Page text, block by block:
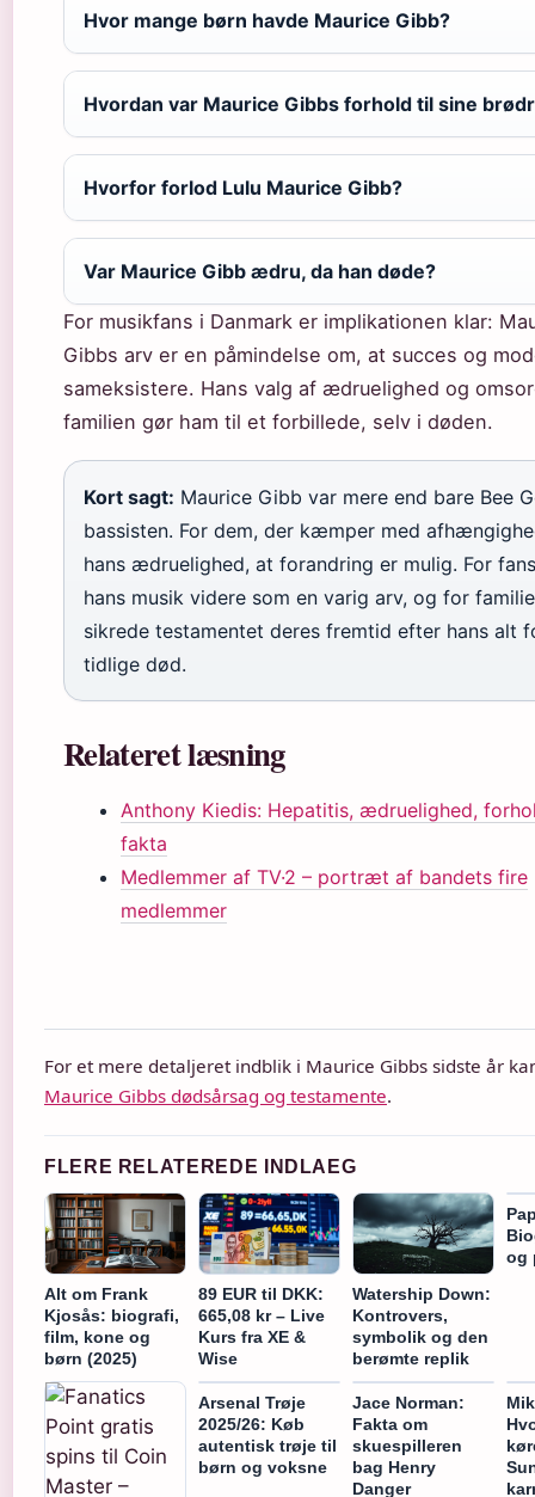
Hvor mange børn havde Maurice Gibb?
Hvordan var Maurice Gibbs forhold til sine
Hvorfor forlod Lulu Maurice Gibb?
Var Maurice Gibb ædru, da han døde?
For musikfans i Danmark er implikationen klar:
Gibbs arv er en påmindelse om, at succes og
sameksistere. Hans valg af ædruelighed og
familien gør ham til et forbillede, selv i døden.
Kort sagt: Maurice Gibb var mere end bare Bee
bassisten. For dem, der kæmper med
hans ædruelighed, at forandring er mulig. For
hans musik videre som en varig arv, og for
sikrede testamentet deres fremtid efter hans alt
tidlige død.
Relateret læsning
Anthony Kiedis: Hepatitis, ædruelighed,
fakta
Medlemmer af TV·2 – portræt af bandets fire
medlemmer
For et mere detaljeret indblik i Maurice Gibbs sidste år
Maurice Gibbs dødsårsag og testamente.
FLERE RELATEREDE INDLAEG
Alt om Frank
Kjosås: biografi,
film, kone og
børn (2025)
89 EUR til DKK:
665,08 kr – Live
Kurs fra XE &
Wise
Watership Down:
Kontrovers,
symbolik og den
berømte replik
og
Arsenal Trøje
2025/26: Køb
autentisk trøje til
børn og voksne
Jace Norman:
Fakta om
skuespilleren
bag Henry
Danger